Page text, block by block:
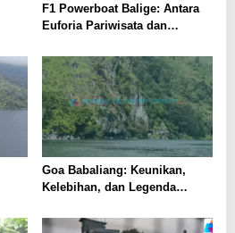
F1 Powerboat Balige: Antara
Euforia Pariwisata dan
Goa Babaliang: Keunikan,
Kelebihan, dan Legenda